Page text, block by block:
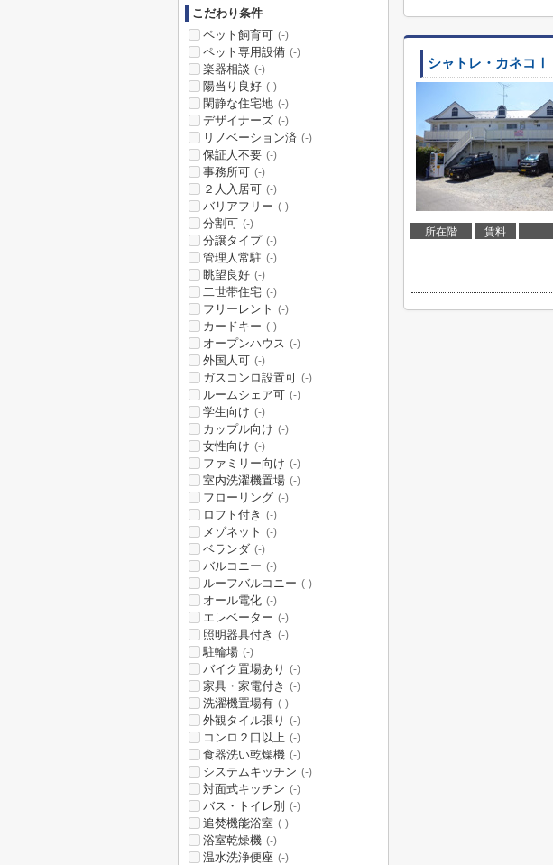
シャトレ・カネコⅠ
所在階 賃料
こだわり条件
ペット飼育可 (-)
ペット専用設備 (-)
楽器相談 (-)
陽当り良好 (-)
閑静な住宅地 (-)
デザイナーズ (-)
リノベーション済 (-)
保証人不要 (-)
事務所可 (-)
２人入居可 (-)
バリアフリー (-)
分割可 (-)
分譲タイプ (-)
管理人常駐 (-)
眺望良好 (-)
二世帯住宅 (-)
フリーレント (-)
カードキー (-)
オープンハウス (-)
外国人可 (-)
ガスコンロ設置可 (-)
ルームシェア可 (-)
学生向け (-)
カップル向け (-)
女性向け (-)
ファミリー向け (-)
室内洗濯機置場 (-)
フローリング (-)
ロフト付き (-)
メゾネット (-)
ベランダ (-)
バルコニー (-)
ルーフバルコニー (-)
オール電化 (-)
エレベーター (-)
照明器具付き (-)
駐輪場 (-)
バイク置場あり (-)
家具・家電付き (-)
洗濯機置場有 (-)
外観タイル張り (-)
コンロ２口以上 (-)
食器洗い乾燥機 (-)
システムキッチン (-)
対面式キッチン (-)
バス・トイレ別 (-)
追焚機能浴室 (-)
浴室乾燥機 (-)
温水洗浄便座 (-)